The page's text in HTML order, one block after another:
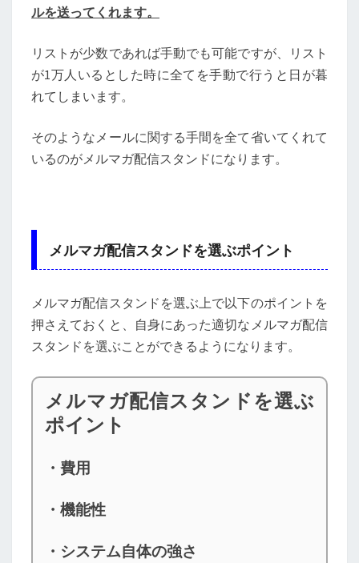
ルを送ってくれます。
リストが少数であれば手動でも可能ですが、リスト
が1万人いるとした時に全てを手動で行うと日が暮
れてしまいます。
そのようなメールに関する手間を全て省いてくれて
いるのがメルマガ配信スタンドになります。
メルマガ配信スタンドを選ぶポイント
メルマガ配信スタンドを選ぶ上で以下のポイントを
押さえておくと、自身にあった適切なメルマガ配信
スタンドを選ぶことができるようになります。
メルマガ配信スタンドを選ぶ
ポイント
・費用
・機能性
・システム自体の強さ